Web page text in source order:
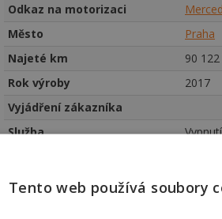
Odkaz na motorizaci
Město
Praha
Najeté km
90
Rok výroby
2017
Vyjádření zákazníka
Služba
Tento web používá soubory